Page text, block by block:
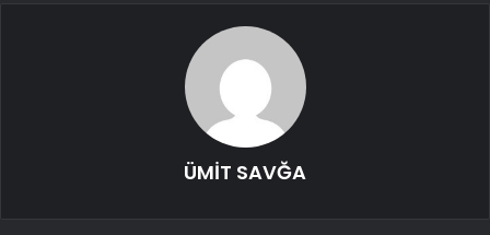
ÜMİT SAVĞA